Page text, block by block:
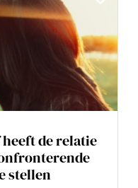
de relatie
stellen